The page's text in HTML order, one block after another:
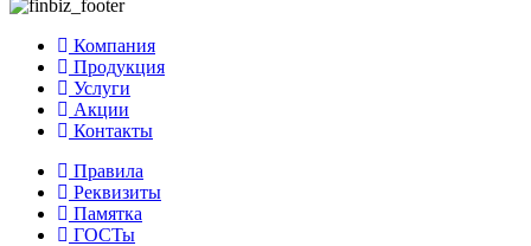
Компания
Продукция
Услуги
Акции
Контакты
Правила
Реквизиты
Памятка
ГОСТы